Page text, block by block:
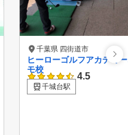
千葉県 四街道市
ヒーローゴルフアカデミ
モ校
4.5
千城台駅